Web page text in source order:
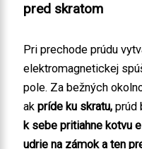
pred skratom
Pri prechode prúdu
elektromagnetickej
pole. Za bežných
akpríde ku skratu, prúd
k sebe pritiahne kotvu
udrie na zámok a ten